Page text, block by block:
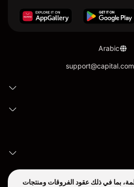
Arabic
support@capital.com
بما في ذلك عقود الفروقات ومنتجات